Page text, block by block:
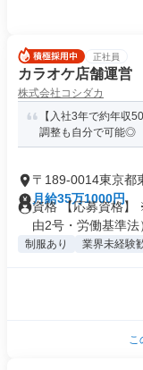
正社員
カラオケ店舗運
株式会社コシダカ
【入社3年で約年収
調整も自分で可能◎
〒189-0014東京都
月給35万1000円
資格 【応募資格】
由2号・労働基準法
制服あり 業界未経験
こ